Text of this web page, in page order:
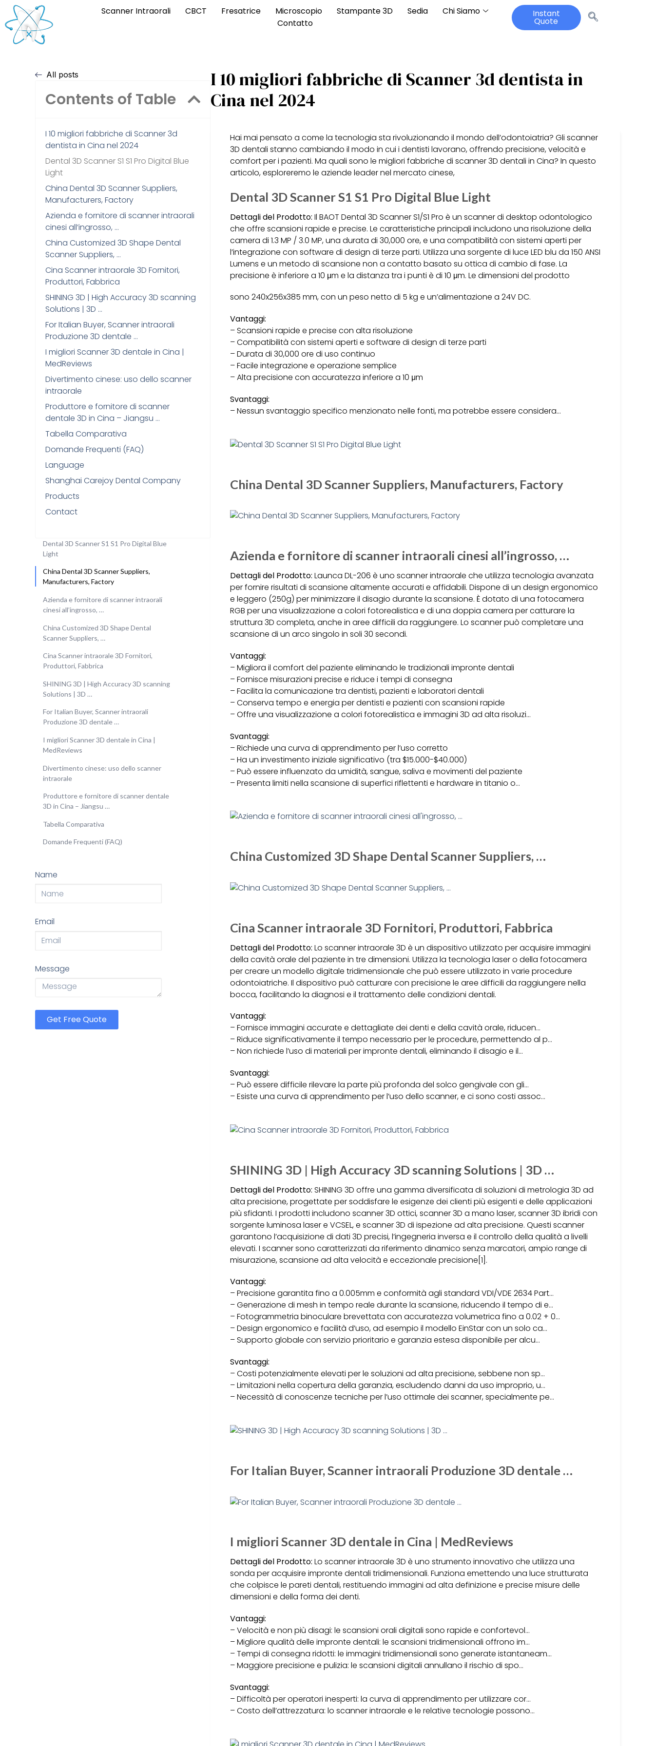
Scanner Intraorali CBCT Fresatrice Microscopio Stampante 3D Sedia
Chi Siamo
Contatto
Instant
Quote
All posts
Contents of Table
I 10 migliori fabbriche di Scanner 3d
dentista in Cina nel 2024
Dental 3D Scanner S1 S1 Pro Digital Blue
Light
China Dental 3D Scanner Suppliers,
Manufacturers, Factory
Azienda e fornitore di scanner intraorali
cinesi all’ingrosso, …
China Customized 3D Shape Dental
Scanner Suppliers, …
Cina Scanner intraorale 3D Fornitori,
Produttori, Fabbrica
SHINING 3D | High Accuracy 3D scanning
Solutions | 3D …
For Italian Buyer, Scanner intraorali
Produzione 3D dentale …
I migliori Scanner 3D dentale in Cina |
MedReviews
Divertimento cinese: uso dello scanner
intraorale
Produttore e fornitore di scanner
dentale 3D in Cina – Jiangsu …
Tabella Comparativa
Domande Frequenti (FAQ)
Language
Shanghai Carejoy Dental Company
Products
Contact
Dental 3D Scanner S1 S1 Pro Digital Blue
Light
China Dental 3D Scanner Suppliers,
Manufacturers, Factory
Azienda e fornitore di scanner intraorali
cinesi all’ingrosso, …
China Customized 3D Shape Dental
Scanner Suppliers, …
Cina Scanner intraorale 3D Fornitori,
Produttori, Fabbrica
SHINING 3D | High Accuracy 3D scanning
Solutions | 3D …
For Italian Buyer, Scanner intraorali
Produzione 3D dentale …
I migliori Scanner 3D dentale in Cina |
MedReviews
Divertimento cinese: uso dello scanner
intraorale
Produttore e fornitore di scanner dentale
3D in Cina – Jiangsu …
Tabella Comparativa
Domande Frequenti (FAQ)
Name
Email
Message
Get Free Quote
I 10 migliori fabbriche di Scanner 3d dentista in
Cina nel 2024
Hai mai pensato a come la tecnologia sta rivoluzionando il mondo dell’odontoiatria? Gli scanner
3D dentali stanno cambiando il modo in cui i dentisti lavorano, offrendo precisione, velocità e
comfort per i pazienti. Ma quali sono le migliori fabbriche di scanner 3D dentali in Cina? In questo
articolo, esploreremo le aziende leader nel mercato cinese,
Dental 3D Scanner S1 S1 Pro Digital Blue Light
Dettagli del Prodotto: Il BAOT Dental 3D Scanner S1/S1 Pro è un scanner di desktop odontologico
che offre scansioni rapide e precise. Le caratteristiche principali includono una risoluzione della
camera di 1.3 MP / 3.0 MP, una durata di 30,000 ore, e una compatibilità con sistemi aperti per
l’integrazione con software di design di terze parti. Utilizza una sorgente di luce LED blu da 150 ANSI
Lumens e un metodo di scansione non a contatto basato su ottica di cambio di fase. La
precisione è inferiore a 10 μm e la distanza tra i punti è di 10 μm. Le dimensioni del prodotto
sono 240x256x385 mm, con un peso netto di 5 kg e un’alimentazione a 24V DC.
Vantaggi:
– Scansioni rapide e precise con alta risoluzione
– Compatibilità con sistemi aperti e software di design di terze parti
– Durata di 30,000 ore di uso continuo
– Facile integrazione e operazione semplice
– Alta precisione con accuratezza inferiore a 10 μm
Svantaggi:
– Nessun svantaggio specifico menzionato nelle fonti, ma potrebbe essere considera…
China Dental 3D Scanner Suppliers, Manufacturers, Factory
Azienda e fornitore di scanner intraorali cinesi all’ingrosso, …
Dettagli del Prodotto: Launca DL-206 è uno scanner intraorale che utilizza tecnologia avanzata
per fornire risultati di scansione altamente accurati e affidabili. Dispone di un design ergonomico
e leggero (250g) per minimizzare il disagio durante la scansione. È dotato di una fotocamera
RGB per una visualizzazione a colori fotorealistica e di una doppia camera per catturare la
struttura 3D completa, anche in aree difficili da raggiungere. Lo scanner può completare una
scansione di un arco singolo in soli 30 secondi.
Vantaggi:
– Migliora il comfort del paziente eliminando le tradizionali impronte dentali
– Fornisce misurazioni precise e riduce i tempi di consegna
– Facilita la comunicazione tra dentisti, pazienti e laboratori dentali
– Conserva tempo e energia per dentisti e pazienti con scansioni rapide
– Offre una visualizzazione a colori fotorealistica e immagini 3D ad alta risoluzi…
Svantaggi:
– Richiede una curva di apprendimento per l’uso corretto
– Ha un investimento iniziale significativo (tra $15.000-$40.000)
– Può essere influenzato da umidità, sangue, saliva e movimenti del paziente
– Presenta limiti nella scansione di superfici riflettenti e hardware in titanio o…
China Customized 3D Shape Dental Scanner Suppliers, …
Cina Scanner intraorale 3D Fornitori, Produttori, Fabbrica
Dettagli del Prodotto: Lo scanner intraorale 3D è un dispositivo utilizzato per acquisire immagini
della cavità orale del paziente in tre dimensioni. Utilizza la tecnologia laser o della fotocamera
per creare un modello digitale tridimensionale che può essere utilizzato in varie procedure
odontoiatriche. Il dispositivo può catturare con precisione le aree difficili da raggiungere nella
bocca, facilitando la diagnosi e il trattamento delle condizioni dentali.
Vantaggi:
– Fornisce immagini accurate e dettagliate dei denti e della cavità orale, riducen…
– Riduce significativamente il tempo necessario per le procedure, permettendo al p…
– Non richiede l’uso di materiali per impronte dentali, eliminando il disagio e il…
Svantaggi:
– Può essere difficile rilevare la parte più profonda del solco gengivale con gli…
– Esiste una curva di apprendimento per l’uso dello scanner, e ci sono costi assoc…
SHINING 3D | High Accuracy 3D scanning Solutions | 3D …
Dettagli del Prodotto: SHINING 3D offre una gamma diversificata di soluzioni di metrologia 3D ad
alta precisione, progettate per soddisfare le esigenze dei clienti più esigenti e delle applicazioni
più sfidanti. I prodotti includono scanner 3D ottici, scanner 3D a mano laser, scanner 3D ibridi con
sorgente luminosa laser e VCSEL, e scanner 3D di ispezione ad alta precisione. Questi scanner
garantono l’acquisizione di dati 3D precisi, l’ingegneria inversa e il controllo della qualità a livelli
elevati. I scanner sono caratterizzati da riferimento dinamico senza marcatori, ampio range di
misurazione, scansione ad alta velocità e eccezionale precisione[1].
Vantaggi:
– Precisione garantita fino a 0.005mm e conformità agli standard VDI/VDE 2634 Part…
– Generazione di mesh in tempo reale durante la scansione, riducendo il tempo di e…
– Fotogrammetria binoculare brevettata con accuratezza volumetrica fino a 0.02 + 0…
– Design ergonomico e facilità d’uso, ad esempio il modello EinStar con un solo ca…
– Supporto globale con servizio prioritario e garanzia estesa disponibile per alcu…
Svantaggi:
– Costi potenzialmente elevati per le soluzioni ad alta precisione, sebbene non sp…
– Limitazioni nella copertura della garanzia, escludendo danni da uso improprio, u…
– Necessità di conoscenze tecniche per l’uso ottimale dei scanner, specialmente pe…
For Italian Buyer, Scanner intraorali Produzione 3D dentale …
I migliori Scanner 3D dentale in Cina | MedReviews
Dettagli del Prodotto: Lo scanner intraorale 3D è uno strumento innovativo che utilizza una
sonda per acquisire impronte dentali tridimensionali. Funziona emettendo una luce strutturata
che colpisce le pareti dentali, restituendo immagini ad alta definizione e precise misure delle
dimensioni e della forma dei denti.
Vantaggi:
– Velocità e non più disagi: le scansioni orali digitali sono rapide e confortevol…
– Migliore qualità delle impronte dentali: le scansioni tridimensionali offrono im…
– Tempi di consegna ridotti: le immagini tridimensionali sono generate istantaneam…
– Maggiore precisione e pulizia: le scansioni digitali annullano il rischio di spo…
Svantaggi:
– Difficoltà per operatori inesperti: la curva di apprendimento per utilizzare cor…
– Costo dell’attrezzatura: lo scanner intraorale e le relative tecnologie possono…